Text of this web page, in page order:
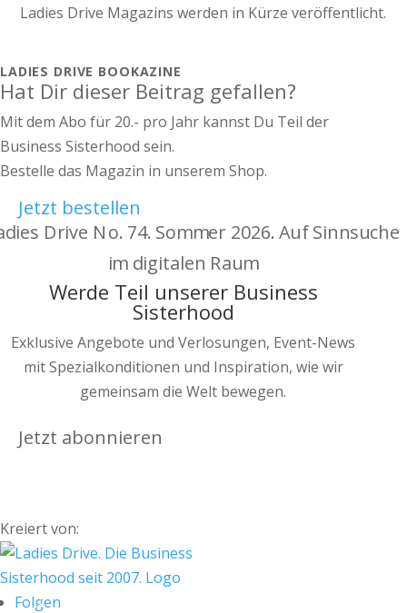
Ladies Drive Magazins werden in Kürze veröffentlicht.
LADIES DRIVE BOOKAZINE
Hat Dir dieser Beitrag gefallen?
Mit dem Abo für 20.- pro Jahr kannst Du Teil der
Business Sisterhood sein.
Bestelle das Magazin in unserem Shop.
Jetzt bestellen
Werde Teil unserer Business
Sisterhood
Exklusive Angebote und Verlosungen, Event-News
mit Spezialkonditionen und Inspiration, wie wir
gemeinsam die Welt bewegen.
Jetzt abonnieren
Kreiert von:
Folgen